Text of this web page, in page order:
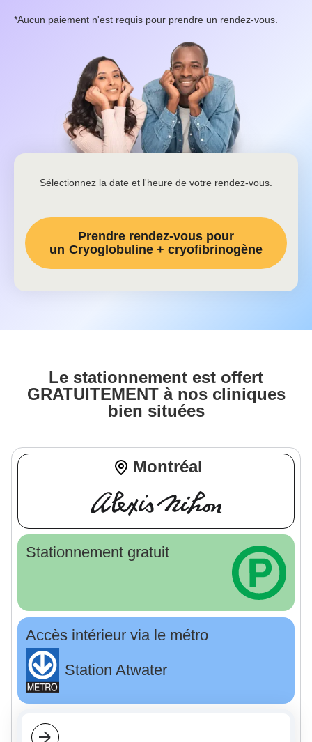
*Aucun paiement n'est requis pour prendre un rendez-vous.
Sélectionnez la date et l'heure de votre rendez-vous.
Prendre rendez-vous pour
un Cryoglobuline + cryofibrinogène
Le stationnement est offert
GRATUITEMENT à nos cliniques
bien situées
Montréal
Stationnement gratuit
Accès intérieur via le métro
Station Atwater